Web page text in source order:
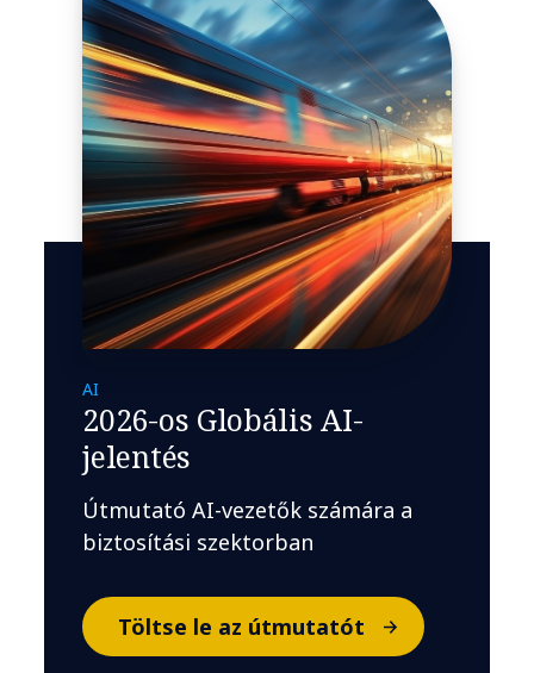
AI
2026-os Globális AI-
jelentés
Útmutató AI-vezetők számára a
biztosítási szektorban
Töltse le az útmutatót